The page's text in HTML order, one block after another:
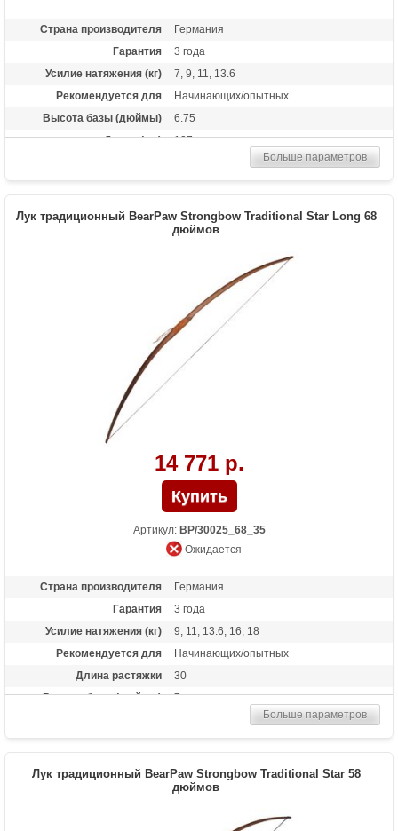
Страна производителя
Германия
Гарантия
3 года
Усилие натяжения (кг)
7, 9, 11, 13.6
Рекомендуется для
Начинающих/опытных
Высота базы (дюймы)
6.75
Длина (см)
127
тетива Whisper String
Материалы изделия
орех, вишневое дерево
Больше параметров
Лук традиционный BearPaw Strongbow Traditional Star Long 68
дюймов
14 771 р.
Артикул: BP/30025_68_35
Ожидается
Страна производителя
Германия
Гарантия
3 года
Усилие натяжения (кг)
9, 11, 13.6, 16, 18
Рекомендуется для
Начинающих/опытных
Длина растяжки
30
Высота базы (дюймы)
7
Комплектация
метка на тетиву, тетива Traditional Flight
Развлечение
так и для левшей
Больше параметров
Лук традиционный BearPaw Strongbow Traditional Star 58
дюймов